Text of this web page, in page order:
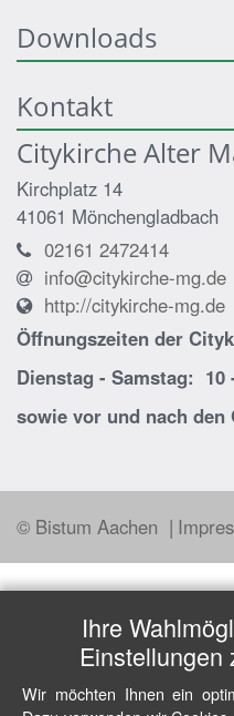
Downloads
Kontakt
Citykirche Alter
Kirchplatz 14
41061 Mönchengladbach
02161 2472414
info@citykirche-mg.de
http://citykirche-mg.de
Öffnungszeiten der
Dienstag - Samstag: 10
sowie vor und nach den
© Bistum Aachen
Ihre
Einstellungen
Wir möchten Ihnen ein